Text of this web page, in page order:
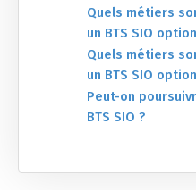
Quels métiers
un BTS SIO
Quels métiers
un BTS SIO
Peut-on
BTS SIO ?